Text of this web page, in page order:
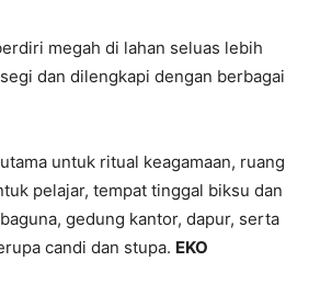
megah di lahan seluas lebih
dan dilengkapi dengan berbagai
untuk ritual keagamaan, ruang
pelajar, tempat tinggal biksu dan
gedung kantor, dapur, serta
candi dan stupa. EKO